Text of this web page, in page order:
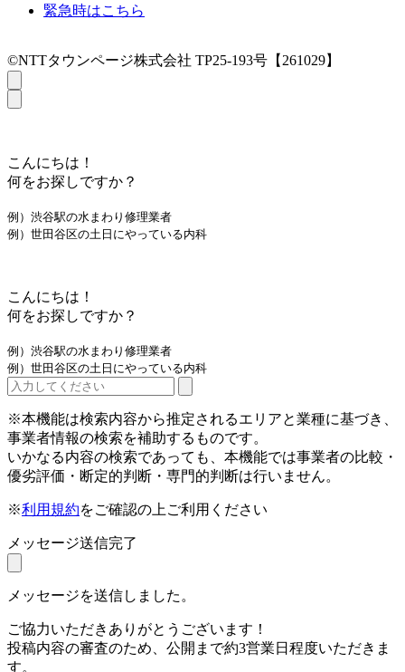
緊急時はこちら
©NTTタウンページ株式会社 TP25-193号【261029】
こんにちは！
何をお探しですか？
例）渋谷駅の水まわり修理業者
例）世田谷区の土日にやっている内科
こんにちは！
何をお探しですか？
例）渋谷駅の水まわり修理業者
例）世田谷区の土日にやっている内科
※本機能は検索内容から推定されるエリアと業種に基づき、
事業者情報の検索を補助するものです。
いかなる内容の検索であっても、本機能では事業者の比較・
優劣評価・断定的判断・専門的判断は行いません。
※利用規約をご確認の上ご利用ください
メッセージ送信完了
メッセージを送信しました。
ご協力いただきありがとうございます！
投稿内容の審査のため、公開まで約3営業日程度いただきま
す。